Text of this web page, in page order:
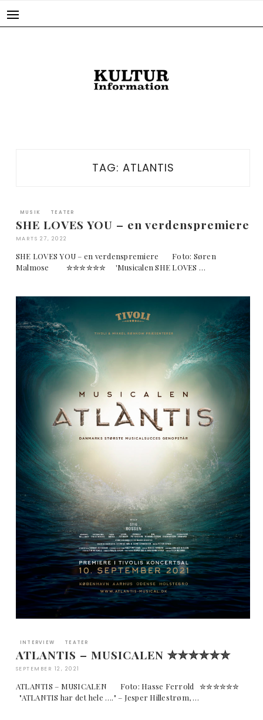
TAG: ATLANTIS
MUSIK TEATER
SHE LOVES YOU – en verdenspremiere
MARTS 27, 2022
SHE LOVES YOU – en verdenspremiere Foto: Søren
Malmose ✮✮✮✮✮✮ 'Musicalen SHE LOVES …
INTERVIEW TEATER
ATLANTIS – MUSICALEN ✮✮✮✮✮✮
SEPTEMBER 12, 2021
ATLANTIS – MUSICALEN Foto: Hasse Ferrold ✮✮✮✮✮✮
"ATLANTIS har det hele …." – Jesper Hillestrøm, …